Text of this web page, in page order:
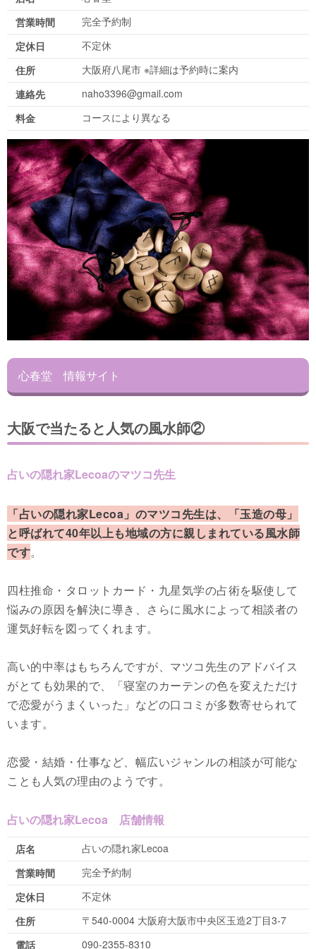
営業時間
完全予約制
定休日
不定休
住所
大阪府八尾市 ※詳細は予約時に案内
連絡先
naho3396@gmail.com
料金
コースにより異なる
心春堂 情報サイト
大阪で当たると人気の風水師②
占いの隠れ家Lecoaのマツコ先生
「占いの隠れ家Lecoa」のマツコ先生は、「玉造の母」
と呼ばれて40年以上も地域の方に親しまれている風水師
です。
四柱推命・タロットカード・九星気学の占術を駆使して
悩みの原因を解決に導き、さらに風水によって相談者の
運気好転を図ってくれます。
高い的中率はもちろんですが、マツコ先生のアドバイス
がとても効果的で、「寝室のカーテンの色を変えただけ
で恋愛がうまくいった」などの口コミが多数寄せられて
います。
恋愛・結婚・仕事など、幅広いジャンルの相談が可能な
ことも人気の理由のようです。
占いの隠れ家Lecoa 店舗情報
店名
占いの隠れ家Lecoa
営業時間
完全予約制
定休日
不定休
住所
〒540-0004 大阪府大阪市中央区玉造2丁目3-7
電話
090-2355-8310